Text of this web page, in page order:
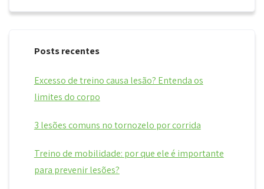
Posts recentes
Excesso de treino causa lesão? Entenda os
limites do corpo
3 lesões comuns no tornozelo por corrida
Treino de mobilidade: por que ele é importante
para prevenir lesões?